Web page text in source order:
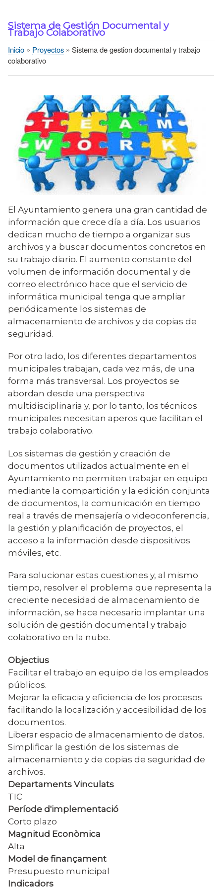
Sistema de Gestión Documental y
Trabajo Colaborativo
Sobrescribir
navegación
Inicio Proyectos
Sistema de gestion documental y trabajo
colaborativo
El Ayuntamiento genera una gran cantidad de
información que crece día a día. Los usuarios
dedican mucho de tiempo a organizar sus
archivos y a buscar documentos concretos en
su trabajo diario. El aumento constante del
volumen de información documental y de
correo electrónico hace que el servicio de
informática municipal tenga que ampliar
periódicamente los sistemas de
almacenamiento de archivos y de copias de
seguridad.
Por otro lado, los diferentes departamentos
municipales trabajan, cada vez más, de una
forma más transversal. Los proyectos se
abordan desde una perspectiva
multidisciplinaria y, por lo tanto, los técnicos
municipales necesitan aperos que facilitan el
trabajo colaborativo.
Los sistemas de gestión y creación de
documentos utilizados actualmente en el
Ayuntamiento no permiten trabajar en equipo
mediante la compartición y la edición conjunta
de documentos, la comunicación en tiempo
real a través de mensajería o videoconferencia,
la gestión y planificación de proyectos, el
acceso a la información desde dispositivos
móviles, etc.
Para solucionar estas cuestiones y, al mismo
tiempo, resolver el problema que representa la
creciente necesidad de almacenamiento de
información, se hace necesario implantar una
solución de gestión documental y trabajo
colaborativo en la nube.
Objectius
Facilitar el trabajo en equipo de los empleados
públicos.
Mejorar la eficacia y eficiencia de los procesos
facilitando la localización y accesibilidad de los
documentos.
Liberar espacio de almacenamiento de datos.
Simplificar la gestión de los sistemas de
almacenamiento y de copias de seguridad de
archivos.
Departaments Vinculats
TIC
Període d'implementació
Corto plazo
Magnitud Econòmica
Alta
Model de finançament
Presupuesto municipal
Indicadors